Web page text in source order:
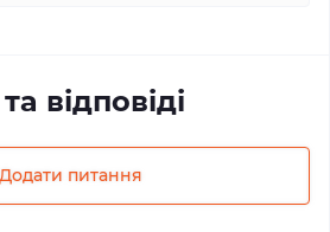
відповіді
питання